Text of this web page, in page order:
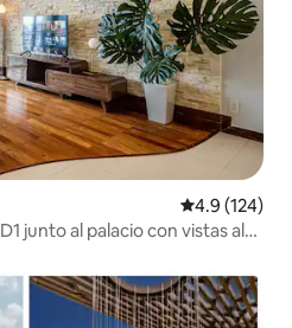
Calificación
4.9 (124)
junto al palacio con vistas al